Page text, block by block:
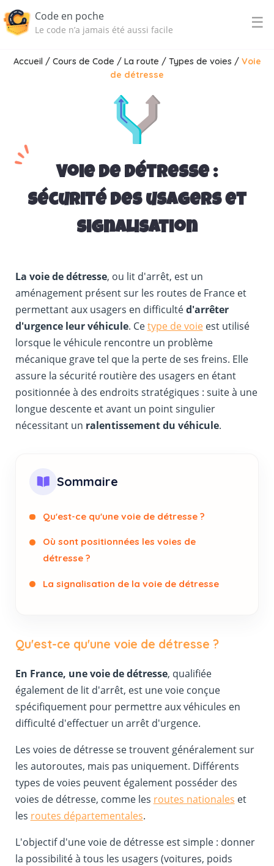
Code en poche
Le code n’a jamais été aussi facile ☰
Accueil/ Cours de Code / La route / Types de voies / Voie
de détresse
Voie de détresse :
sécurité des usagers et
signalisation
La voie de détresse, ou lit d'arrêt, est un
aménagement présent sur les routes de France et
permettant aux usagers en difficultéd'arrêter
d'urgence leur véhicule. Cetype de voieest utilisé
lorsque le véhicule rencontre un problème
mécanique grave tel que la perte de ses freins. Elle
assure la sécurité routière des usagers en étant
positionnée à des endroits stratégiques : suite à une
longue descente et avant un point singulier
nécessitant un ralentissement du véhicule.
Sommaire
Qu'est-ce qu'une voie de détresse ?
Où sont positionnées les voies de
détresse ?
La signalisation de la voie de détresse
Qu'est-ce qu'une voie de détresse ?
En France, une voie de détresse, qualifiée
également de lit d'arrêt, est une voie conçue
spécifiquement pour permettre aux véhicules en
difficulté d'effectuer un arrêt d'urgence.
Les voies de détresse se trouvent généralement sur
les autoroutes, mais pas uniquement. Différents
types de voies peuvent également posséder des
voies de détresse, comme les routes nationales et
les routes départementales.
L'objectif d'une voie de détresse est simple : donner
la possibilité à tous les usagers (voitures, poids